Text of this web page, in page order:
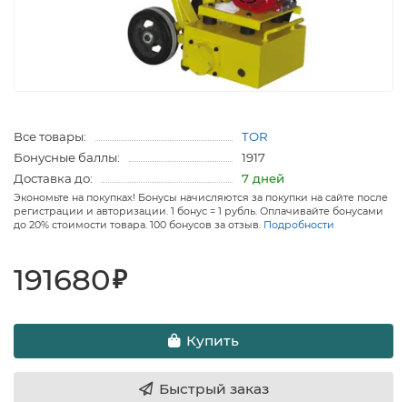
Все товары:
TOR
Бонусные баллы:
1917
Доставка до:
7 дней
Экономьте на покупках! Бонусы начисляются за покупки на сайте после
регистрации и авторизации. 1 бонус = 1 рубль. Оплачивайте бонусами
до 20% стоимости товара. 100 бонусов за отзыв. Подробности
191680₽
Купить
Быстрый заказ